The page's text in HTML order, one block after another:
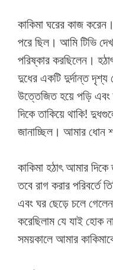
কাকিমা ঘরের কাজ
পরে ছিল। আমি টিভি
পরিষ্কার করছিলেন।
দুধের একটি দুর্দান্ত
উত্তেজিত হয়ে পড়ি
দিকে তাকিয়ে থাকি!
জানাচ্ছিল। আমার ধোন
কাকিমা হঠাৎ আমার
তবে রাগ করার পরিবর্তে
এবং ঘর ছেড়ে চলে
করেছিলাম যে যাই হোক
সময়কালে আমার